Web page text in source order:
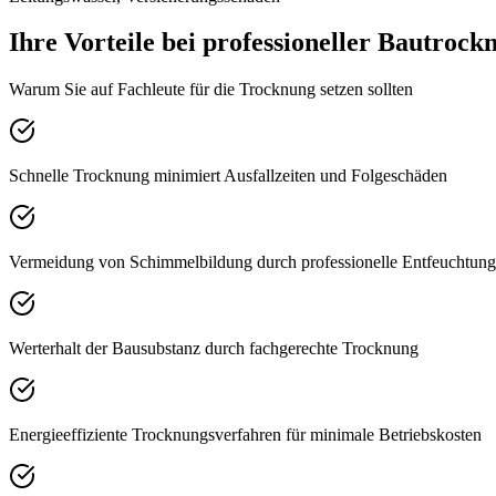
Ihre Vorteile bei professioneller
Warum Sie auf Fachleute für die Trocknung setzen sollten
Schnelle Trocknung minimiert Ausfallzeiten und Folgeschäden
Vermeidung von Schimmelbildung durch professionelle Entfeuchtung
Werterhalt der Bausubstanz durch fachgerechte Trocknung
Energieeffiziente Trocknungsverfahren für minimale Betriebskosten